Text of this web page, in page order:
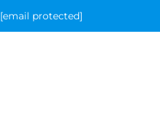
[email protected]